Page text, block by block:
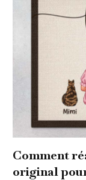
Comment
original